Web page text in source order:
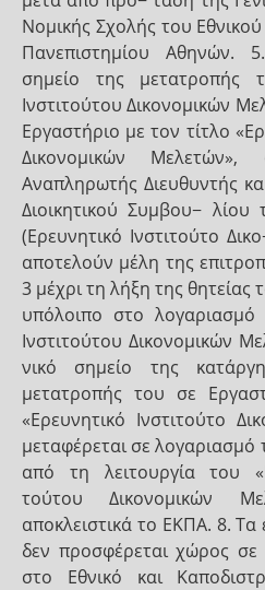
Νομικής Σχολής του
Πανεπιστημίου Αθηνών.
σημείο της μετατροπής
Ινστιτούτου Δικονομικών
Εργαστήριο με τον τίτλο
Δικονομικών
Αναπληρωτής Διευθυντής
Διοικητικού Συμβου−
(Ερευνητικό Ινστιτούτο
αποτελούν μέλη της
3 μέχρι τη λήξη της θητείας
υπόλοιπο στο
Ινστιτούτου Δικονομικών
νικό σημείο της
μετατροπής του σε
«Ερευνητικό Ινστιτούτο
μεταφέρεται σε
από τη λειτουργία του
τούτου Δικονομικών
αποκλειστικά το ΕΚΠΑ. 8.
δεν προσφέρεται χώρος σε
στο Εθνικό και